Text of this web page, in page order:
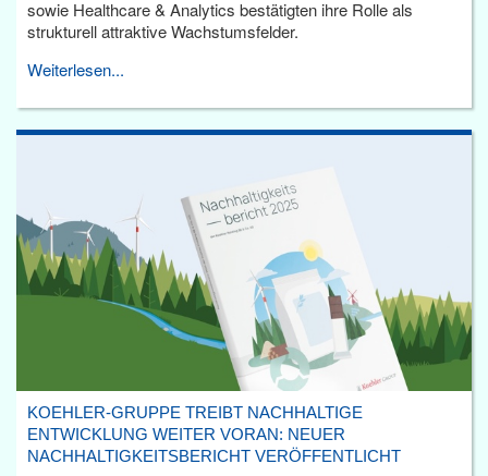
sowie Healthcare & Analytics bestätigten ihre Rolle als
strukturell attraktive Wachstumsfelder.
Weiterlesen...
KOEHLER-GRUPPE TREIBT NACHHALTIGE
ENTWICKLUNG WEITER VORAN: NEUER
NACHHALTIGKEITSBERICHT VERÖFFENTLICHT